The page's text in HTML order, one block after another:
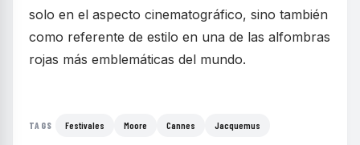
solo en el aspecto cinematográfico, sino también
como referente de estilo en una de las alfombras
rojas más emblemáticas del mundo.
TAGS Festivales Moore Cannes Jacquemus